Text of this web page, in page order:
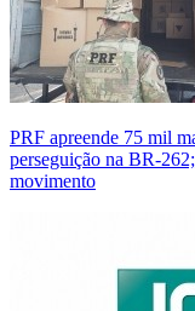
PRF apreende 75 mil
perseguição na BR-
movimento